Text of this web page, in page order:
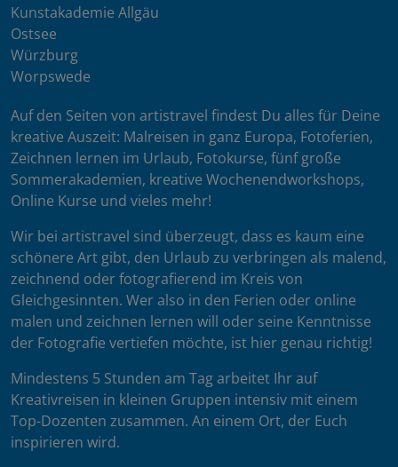
Kunstakademie Allgäu
Ostsee
Würzburg
Worpswede
Auf den Seiten von artistravel findest Du alles für Deine
kreative Auszeit: Malreisen in ganz Europa, Fotoferien,
Zeichnen lernen im Urlaub, Fotokurse, fünf große
Sommerakademien, kreative Wochenendworkshops,
Online Kurse und vieles mehr!
Wir bei artistravel sind überzeugt, dass es kaum eine
schönere Art gibt, den Urlaub zu verbringen als malend,
zeichnend oder fotografierend im Kreis von
Gleichgesinnten. Wer also in den Ferien oder online
malen und zeichnen lernen will oder seine Kenntnisse
der Fotografie vertiefen möchte, ist hier genau richtig!
Mindestens 5 Stunden am Tag arbeitet Ihr auf
Kreativreisen in kleinen Gruppen intensiv mit einem
Top-Dozenten zusammen. An einem Ort, der Euch
inspirieren wird.